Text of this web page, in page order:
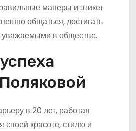
манеры и этикет
общаться, достигать
уважаемыми в обществе.
в 20 лет, работая
своей красоте, стилю и